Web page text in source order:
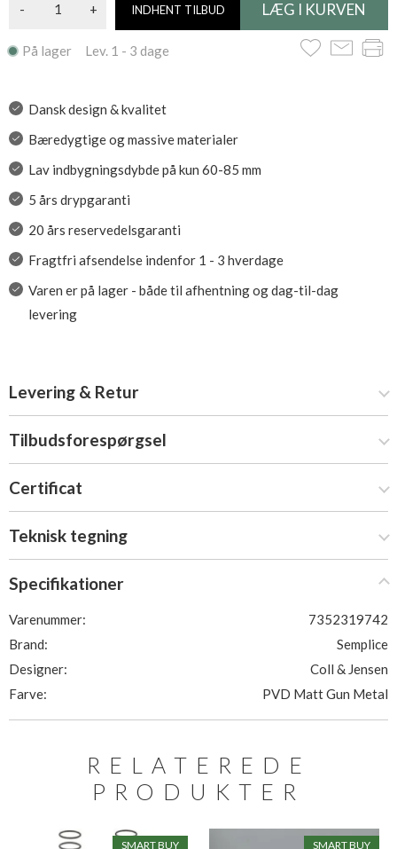
- + INDHENT TILBUD
På lager Lev. 1 - 3 dage
Dansk design & kvalitet
Bæredygtige og massive materialer
Lav indbygningsdybde på kun 60-85 mm
5 års drypgaranti
20 års reservedelsgaranti
Fragtfri afsendelse indenfor 1 - 3 hverdage
Varen er på lager - både til afhentning og dag-til-dag
levering
Levering & Retur
Tilbudsforespørgsel
Certificat
Teknisk tegning
Specifikationer
Varenummer:
7352319742
Brand:
Semplice
Designer:
Coll & Jensen
Farve:
PVD Matt Gun Metal
RELATEREDE
PRODUKTER
SMART BUY SMART BUY